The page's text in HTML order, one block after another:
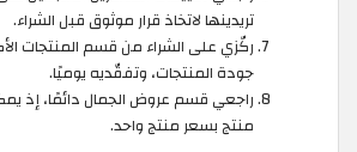
تريدينها لاتخاذ قرار موثوق قبل الشراء.
ركّزي على الشراء من قسم المنتجات
جودة المنتجات، وتفقّديه يوميًا.
راجعي قسم عروض الجمال دائمًا، إذ
منتج بسعر منتج واحد.